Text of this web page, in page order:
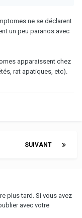
ne se déclarent
un peu paranos avec
apparaissent chez
rat apatiques, etc).
SUIVANT
plus tard. Si vous avez
avec votre